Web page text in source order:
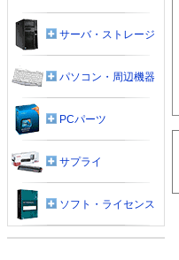
サーバ・ストレージ
パソコン・周辺機器
PCパーツ
サプライ
ソフト・ライセンス